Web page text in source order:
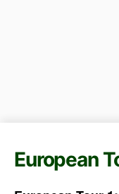
European